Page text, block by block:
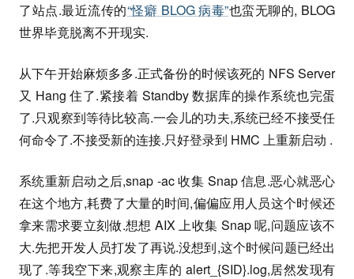
了站点.最近流传的“怪癖 BLOG 病毒”也蛮无聊的, BLOG
世界毕竟脱离不开现实.
从下午开始麻烦多多.正式备份的时候该死的 NFS Server
又 Hang 住了.紧接着 Standby 数据库的操作系统也完蛋
了.只观察到等待比较高.一会儿的功夫,系统已经不接受任
何命令了.不接受新的连接.只好登录到 HMC 上重新启动 .
系统重新启动之后,snap -ac 收集 Snap 信息.恶心就恶心
在这个地方,耗费了大量的时间,偏偏应用人员这个时候还
拿来需求要立刻做.想想 AIX 上收集 Snap 呢,问题应该不
大.先把开发人员打发了再说.没想到,这个时候问题已经出
现了.等我空下来,观察主库的 alert_{SID}.log,居然发现有